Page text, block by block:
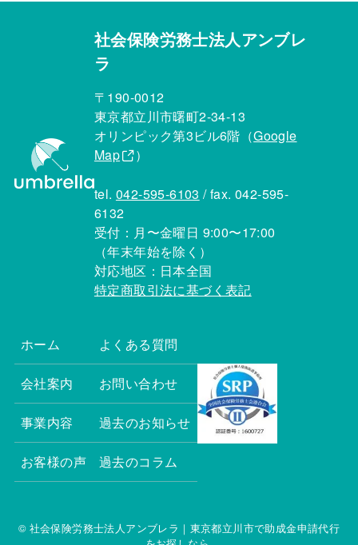
社会保険労務士法人アンブレ
ラ
〒190-0012
東京都立川市曙町2-34-13
オリンピック第3ビル6階（Google
Map
）
tel. 042-595-6103 / fax. 042-595-
6132
受付：月〜金曜日 9:00〜17:00
（年末年始を除く）
対応地区：日本全国
特定商取引法に基づく表記
ホーム
会社案内
事業内容
お客様の声
よくある質問
お問い合わせ
過去のお知らせ
過去のコラム
© 社会保険労務士法人アンブレラ｜東京都立川市で助成金申請代行